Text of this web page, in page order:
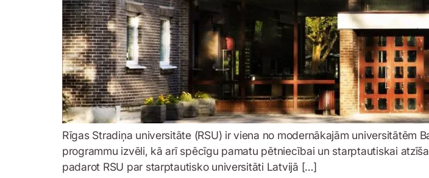
Rīgas Stradiņa universitāte (RSU) ir viena no modernākajām universitātēm
programmu izvēli, kā arī spēcīgu pamatu pētniecībai un starptautiskai
padarot RSU par starptautisko universitāti Latvijā […]